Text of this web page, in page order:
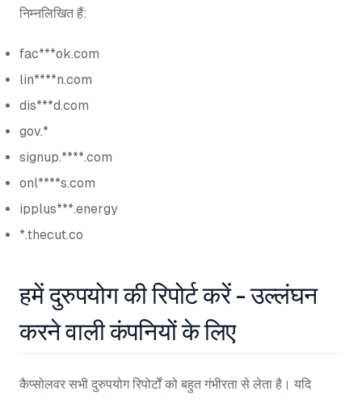
निम्नलिखित हैं:
fac***ok.com
lin****n.com
dis***d.com
gov.*
signup.****.com
onl****s.com
ipplus***.energy
*.thecut.co
हमें दुरुपयोग की रिपोर्ट करें - उल्लंघन
करने वाली कंपनियों के लिए
कैप्सोलवर सभी दुरुपयोग रिपोर्टों को बहुत गंभीरता से लेता है। यदि